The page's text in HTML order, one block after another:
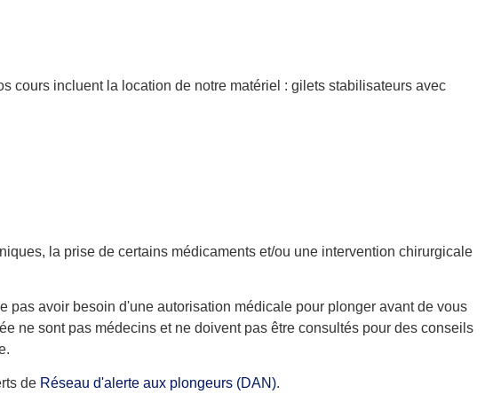
cours incluent la location de notre matériel : gilets stabilisateurs avec
la prise de certains médicaments et/ou une intervention chirurgicale
pas avoir besoin d'une autorisation médicale pour plonger avant de vous
ne sont pas médecins et ne doivent pas être consultés pour des conseils
de Réseau d'alerte aux plongeurs (DAN).